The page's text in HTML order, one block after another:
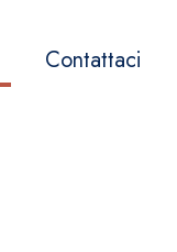
Contattaci